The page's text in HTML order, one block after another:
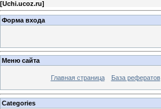
[Uchi.ucoz.ru]
Форма входа
Меню сайта
Главная страница База рефератов
Categories